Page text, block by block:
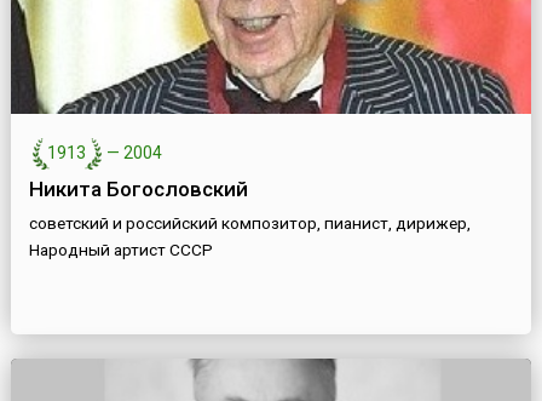
1913 — 2004
Никита Богословский
советский и российский композитор, пианист, дирижер,
Народный артист СССР